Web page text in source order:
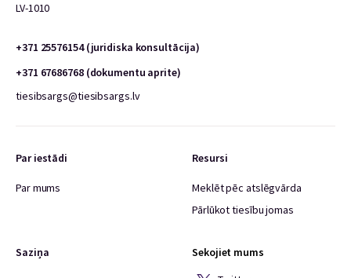
LV-1010
+371 25576154 (juridiska konsultācija)
+371 67686768 (dokumentu aprite)
tiesibsargs@tiesibsargs.lv
Par iestādi
Par mums
Resursi
Meklēt pēc atslēgvārda
Pārlūkot tiesību jomas
Saziņa
Sekojiet mums